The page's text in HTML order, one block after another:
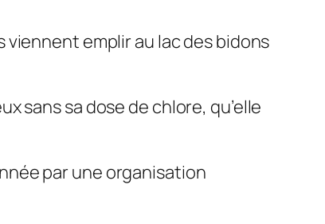
viennent emplir au lac des bidons
sans sa dose de chlore, qu’elle
par une organisation